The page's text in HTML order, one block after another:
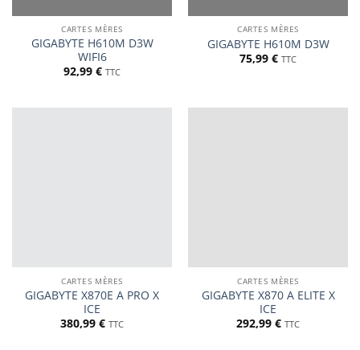
CARTES MÈRES
GIGABYTE H610M D3W
WIFI6
92,99 € TTC
CARTES MÈRES
GIGABYTE H610M D3W
75,99 € TTC
CARTES MÈRES
GIGABYTE X870E A PRO X
ICE
380,99 € TTC
CARTES MÈRES
GIGABYTE X870 A ELITE X
ICE
292,99 € TTC